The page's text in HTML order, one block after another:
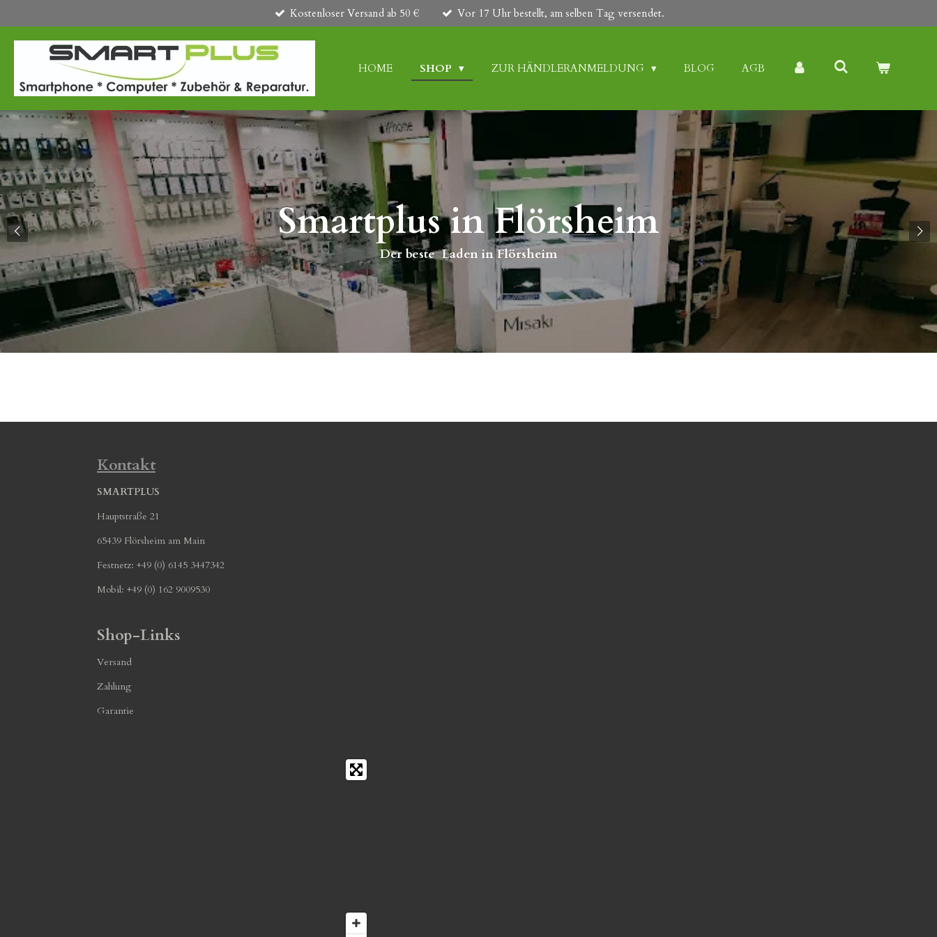
Hauptinhalt
springen
Kostenloser Versand ab 50 € Vor 17 Uhr bestellt, am selben Tag versendet.
HOME SHOP ZUR HÄNDLERANMELDUNG BLOG AGB
Smartplus in Flörsheim
Der beste Laden in Flörsheim
Kontakt
SMARTPLUS
Hauptstraße 21
65439 Flörsheim am Main
Festnetz: +49 (0) 6145 3447342
Mobil: +49 (0) 162 9009530
Shop-Links
Versand
Zahlung
Garantie